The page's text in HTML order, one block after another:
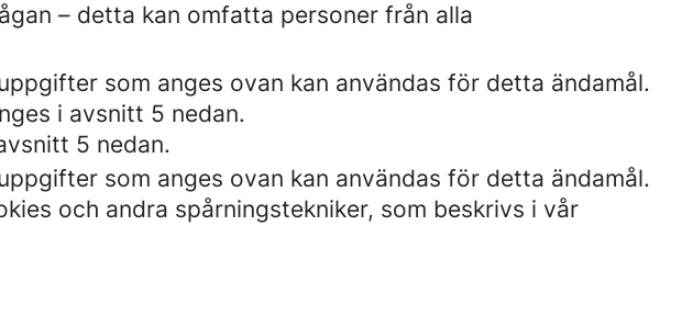
– detta kan omfatta personer från alla
som anges ovan kan användas för detta ändamål.
i avsnitt 5 nedan.
5 nedan.
som anges ovan kan användas för detta ändamål.
och andra spårningstekniker, som beskrivs i vår